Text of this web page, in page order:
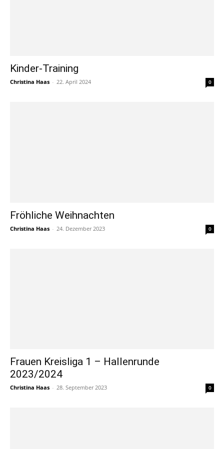
Kinder-Training
Christina Haas - 22. April 2024 0
Fröhliche Weihnachten
Christina Haas - 24. Dezember 2023 0
Frauen Kreisliga 1 – Hallenrunde
2023/2024
Christina Haas - 28. September 2023 0